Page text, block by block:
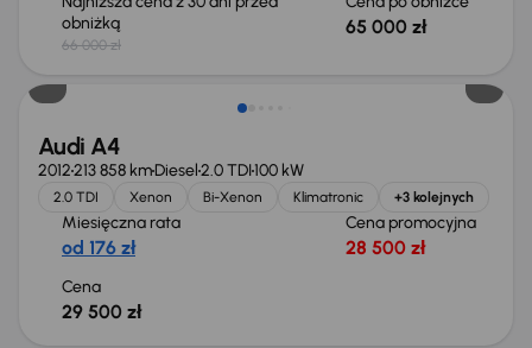
obniżką
66 000 zł
65 000 zł
Audi A4
2012213 858 kmDiesel2.0 TDI100 kW
2.0 TDI Xenon Bi-Xenon Klimatronic +3 kolejnych
Miesięczna rata
od 176 zł
Cena promocyjna
28 500 zł
Cena
29 500 zł